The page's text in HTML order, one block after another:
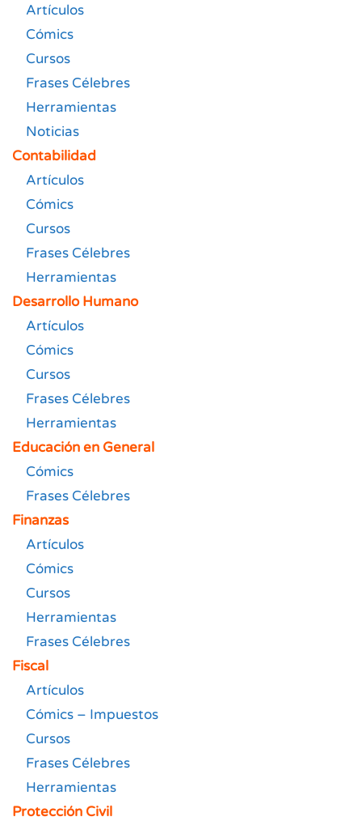
Artículos
Cómics
Cursos
Frases Célebres
Herramientas
Noticias
Contabilidad
Artículos
Cómics
Cursos
Frases Célebres
Herramientas
Desarrollo Humano
Artículos
Cómics
Cursos
Frases Célebres
Herramientas
Educación en General
Cómics
Frases Célebres
Finanzas
Artículos
Cómics
Cursos
Herramientas
Frases Célebres
Fiscal
Artículos
Cómics – Impuestos
Cursos
Frases Célebres
Herramientas
Protección Civil